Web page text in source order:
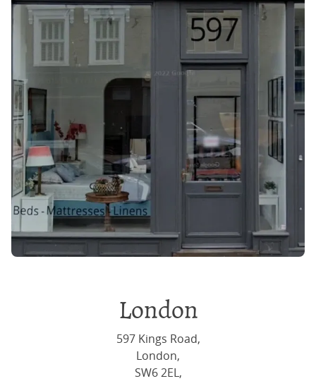
London
597 Kings Road,
London,
SW6 2EL,